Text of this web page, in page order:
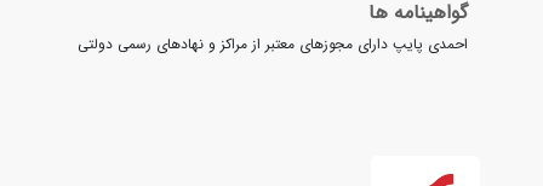
پایپ دارای مجوزهای معتبر از مراکز و نهادهای رسمی دولتی